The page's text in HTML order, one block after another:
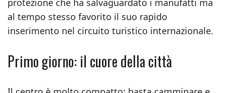
protezione che ha salvaguardato i manufatti ma
al tempo stesso favorito il suo rapido
inserimento nel circuito turistico internazionale.
Primo giorno: il cuore della città